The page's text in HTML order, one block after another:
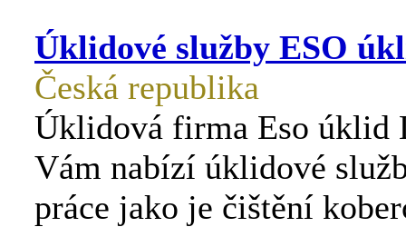
Úklidové služby ESO
Česká republika
Úklidová firma Eso úklid
Vám nabízí úklidové
práce jako je čištění